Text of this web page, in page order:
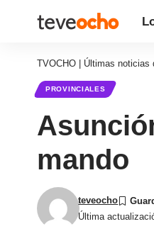
TVOCHO | Últimas noticias
PROVINCIALES
mando
Última
teveocho